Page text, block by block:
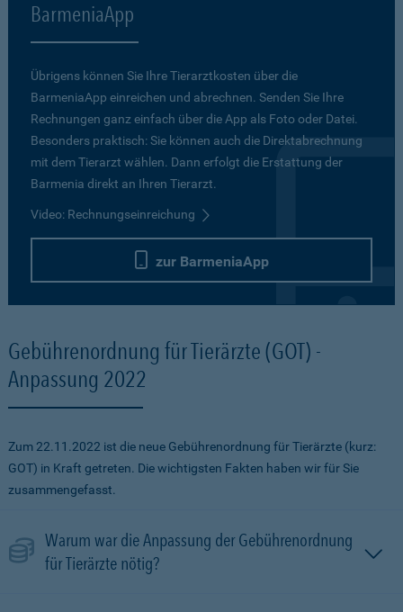
BarmeniaApp
Übrigens können Sie Ihre Tierarztkosten über die
BarmeniaApp einreichen und abrechnen. Senden Sie Ihre
Rechnungen ganz einfach über die App als Foto oder Datei.
Besonders praktisch: Sie können auch die Direktabrechnung
mit dem Tierarzt wählen. Dann erfolgt die Erstattung der
Barmenia direkt an Ihren Tierarzt.
Video: Rechnungseinreichung
zur BarmeniaApp
Gebührenordnung für Tierärzte (GOT) -
Anpassung 2022
Zum 22.11.2022 ist die neue Gebührenordnung für Tierärzte (kurz:
GOT) in Kraft getreten. Die wichtigsten Fakten haben wir für Sie
zusammengefasst.
Warum war die Anpassung der Gebührenordnung
für Tierärzte nötig?